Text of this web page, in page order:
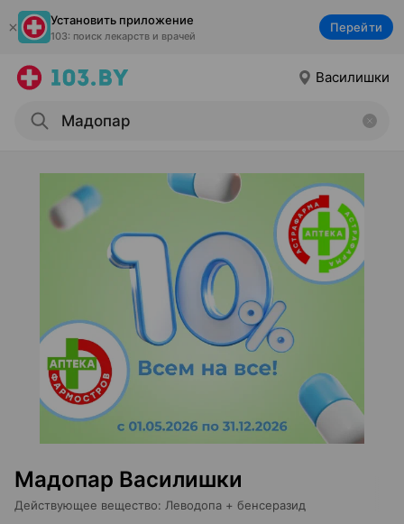
Установить приложение
103: поиск лекарств и врачей
Перейти
Василишки
Мадопар Василишки
Действующее вещество: Леводопа + бенсеразид